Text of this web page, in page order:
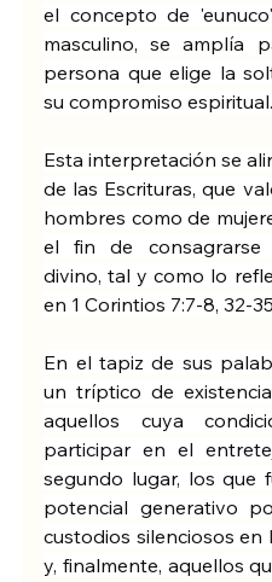
el concepto de
masculino, se amplía
persona que elige la
su compromiso espiritual.
Esta interpretación se
de las Escrituras, que
hombres como de
el fin de consagrarse
divino, tal y como lo
en 1 Corintios 7:7-8, 32-
En el tapiz de sus
un tríptico de
aquellos cuya
participar en el
segundo lugar, los que
potencial generativo
custodios silenciosos
y, finalmente, aquellos